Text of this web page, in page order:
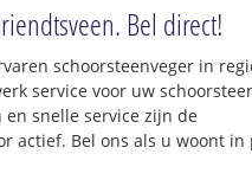
Bel direct!
schoorsteenveger in
service voor uw
snelle service zijn de
actief. Bel ons als u woont in